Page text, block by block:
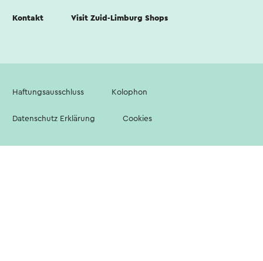
Kontakt Visit Zuid-Limburg Shops
Haftungsausschluss Kolophon
Datenschutz Erklärung Cookies